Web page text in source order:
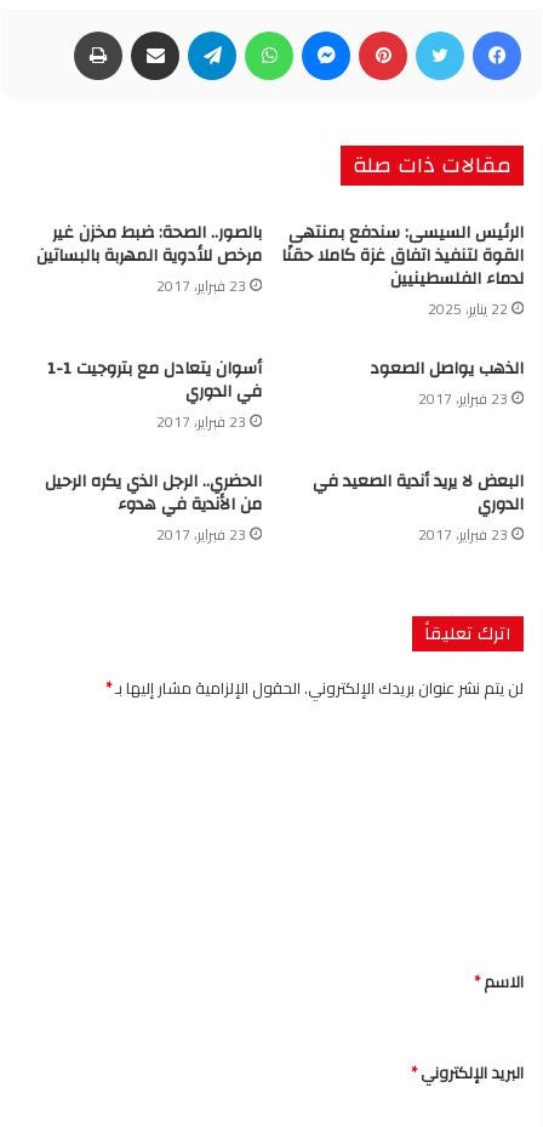
فيسبوك تويتر بينتيريست ماسنجر واتساب تيلقرام مشاركة عبر البريد
مقالات ذات صلة
الرئيس السيسى: سندفع بمنتهى
القوة لتنفيذ اتفاق غزة كاملا حقنًا
لدماء الفلسطينيين
22 يناير، 2025
بالصور.. الصحة: ضبط مخزن غير
مرخص للأدوية المهربة بالبساتين
23 فبراير، 2017
الذهب يواصل الصعود
23 فبراير، 2017
أسوان يتعادل مع بتروجيت 1-1
في الدوري
23 فبراير، 2017
البعض لا يريد أندية الصعيد في
الدوري
23 فبراير، 2017
الحضري.. الرجل الذي يكره الرحيل
من الأندية في هدوء
23 فبراير، 2017
اترك تعليقاً
لن يتم نشر عنوان بريدك الإلكتروني.الحقول الإلزامية مشار إليها بـ*
*
الاسم*
البريد الإلكتروني*